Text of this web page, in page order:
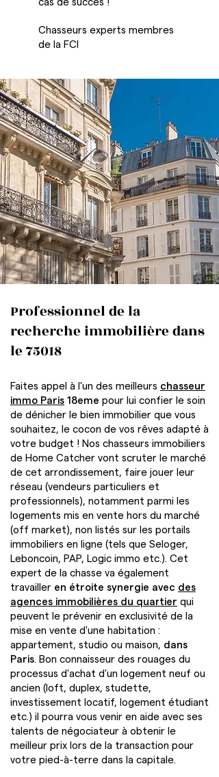
cas de succès !
Chasseurs experts membres
de la FCI
Professionnel de la
recherche immobilière dans
le 75018
Faites appel à l'un des meilleurs chasseur
immo Paris 18eme pour lui confier le soin
de dénicher le bien immobilier que vous
souhaitez, le cocon de vos rêves adapté à
votre budget ! Nos chasseurs immobiliers
de Home Catcher vont scruter le marché
de cet arrondissement, faire jouer leur
réseau (vendeurs particuliers et
professionnels), notamment parmi les
logements mis en vente hors du marché
(off market), non listés sur les portails
immobiliers en ligne (tels que Seloger,
Leboncoin, PAP, Logic immo etc.). Cet
expert de la chasse va également
travailler en étroite synergie avec des
agences immobilières du quartier qui
peuvent le prévenir en exclusivité de la
mise en vente d'une habitation :
appartement, studio ou maison, dans
Paris. Bon connaisseur des rouages du
processus d'achat d'un logement neuf ou
ancien (loft, duplex, studette,
investissement locatif, logement étudiant
etc.) il pourra vous venir en aide avec ses
talents de négociateur à obtenir le
meilleur prix lors de la transaction pour
votre pied-à-terre dans la capitale.